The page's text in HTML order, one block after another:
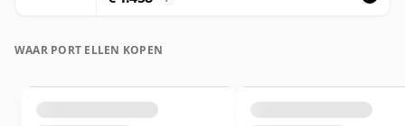
WAAR PORT ELLEN KOPEN